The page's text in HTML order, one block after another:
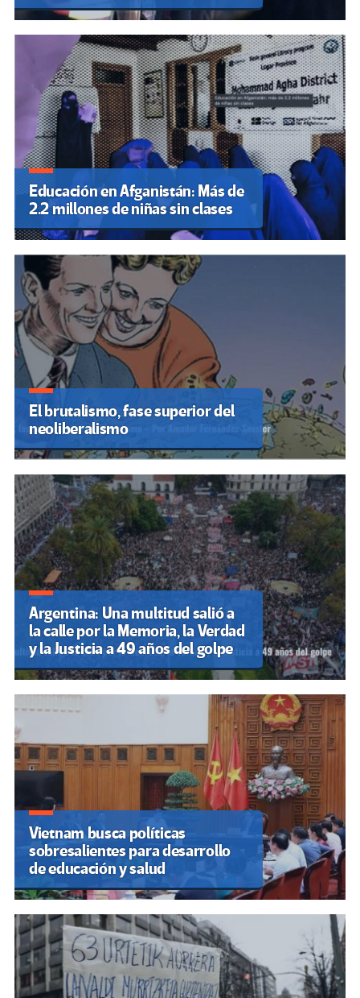
Educación en Afganistán: Más de
2.2 millones de niñas sin clases
El brutalismo, fase superior del
neoliberalismo
Argentina: Una multitud salió a
la calle por la Memoria, la Verdad
y la Justicia a 49 años del golpe
Vietnam busca políticas
sobresalientes para desarrollo
de educación y salud